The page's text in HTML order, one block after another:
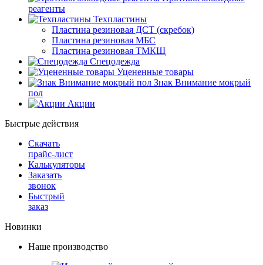
реагенты
Техпластины
Пластина резиновая ДСТ (скребок)
Пластина резиновая МБС
Пластина резиновая ТМКЩ
Спецодежда
Уцененные товары
Знак Внимание мокрый
пол
Акции
Быстрые действия
Скачать
прайс-лист
Калькуляторы
Заказать
звонок
Быстрый
заказ
Новинки
Наше производство